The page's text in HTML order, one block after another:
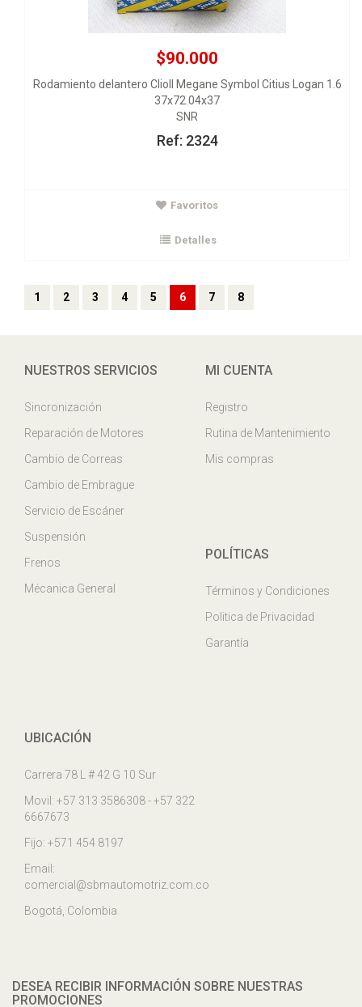
$90.000
Rodamiento delantero ClioII Megane Symbol Citius Logan 1.6
37x72.04x37
SNR
Ref: 2324
Favoritos
Detalles
1 2 3 4 5 6 7 8
NUESTROS SERVICIOS
Sincronización
Reparación de Motores
Cambio de Correas
Cambio de Embrague
Servicio de Escáner
Suspensión
Frenos
Mécanica General
MI CUENTA
Registro
Rutina de Mantenimiento
Mis compras
POLÍTICAS
Términos y Condiciones
Politica de Privacidad
Garantía
UBICACIÓN
Carrera 78 L # 42 G 10 Sur
Movil: +57 313 3586308 - +57 322
6667673
Fijo: +571 454 8197
Email:
comercial@sbmautomotriz.com.co
Bogotá, Colombia
DESEA RECIBIR INFORMACIÓN SOBRE NUESTRAS
PROMOCIONES